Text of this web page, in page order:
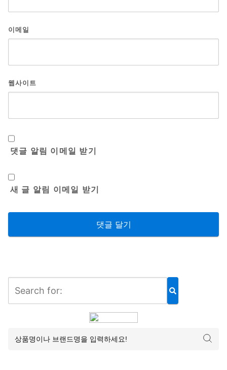
이메일
웹사이트
댓글 알림 이메일 받기
새 글 알림 이메일 받기